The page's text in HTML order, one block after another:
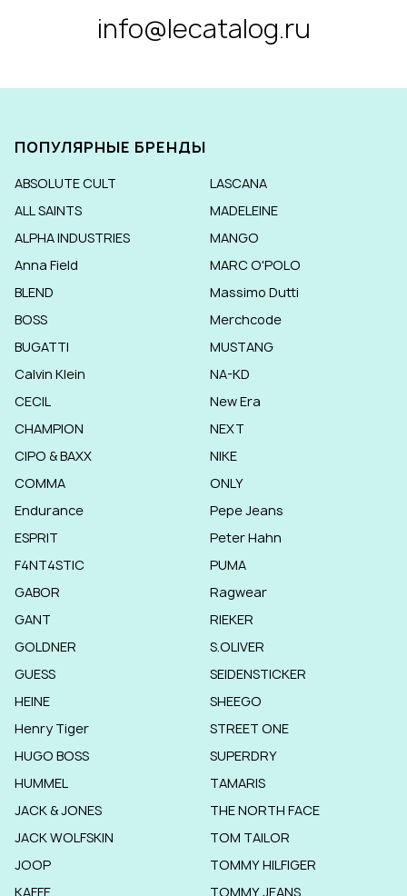
info@lecatalog.ru
ПОПУЛЯРНЫЕ БРЕНДЫ
ABSOLUTE CULT
ALL SAINTS
ALPHA INDUSTRIES
Anna Field
BLEND
BOSS
BUGATTI
Calvin Klein
CECIL
CHAMPION
CIPO & BAXX
COMMA
Endurance
ESPRIT
F4NT4STIC
GABOR
GANT
GOLDNER
GUESS
HEINE
Henry Tiger
HUGO BOSS
HUMMEL
JACK & JONES
JACK WOLFSKIN
JOOP
KAFFE
LASCANA
MADELEINE
MANGO
MARC O'POLO
Massimo Dutti
Merchcode
MUSTANG
NA-KD
New Era
NEXT
NIKE
ONLY
Pepe Jeans
Peter Hahn
PUMA
Ragwear
RIEKER
S.OLIVER
SEIDENSTICKER
SHEEGO
STREET ONE
SUPERDRY
TAMARIS
THE NORTH FACE
TOM TAILOR
TOMMY HILFIGER
TOMMY JEANS